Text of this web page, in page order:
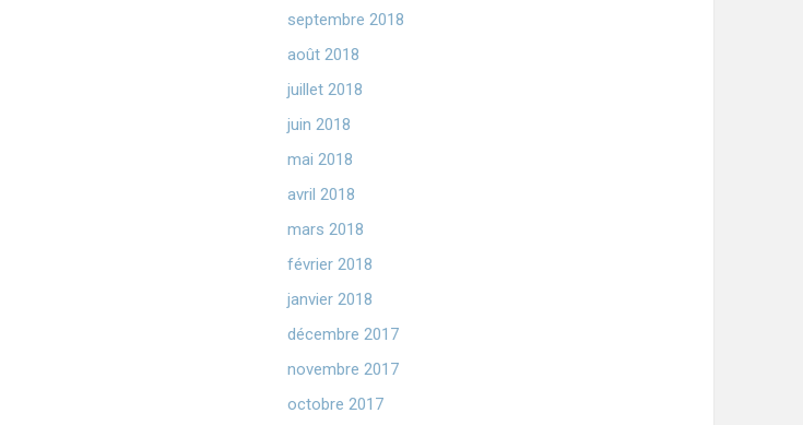
septembre 2018
août 2018
juillet 2018
juin 2018
mai 2018
avril 2018
mars 2018
février 2018
janvier 2018
décembre 2017
novembre 2017
octobre 2017